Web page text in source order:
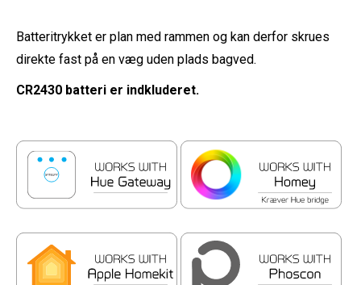
Batteritrykket er plan med rammen og kan derfor skrues
direkte fast på en væg uden plads bagved.
CR2430 batteri er indkluderet.